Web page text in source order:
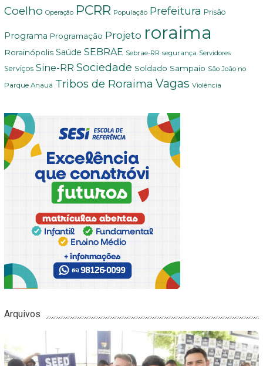
Coelho Operação PCRR População Prefeitura Prisão
Programa Programação Projeto roraima
Rorainópolis Saúde SEBRAE Sebrae-RR segurança Servidores
Serviços Sine-RR Sociedade Soldado Sampaio São João no
Parque Anauá Tribos de Roraima Vagas Violência
Arquivos